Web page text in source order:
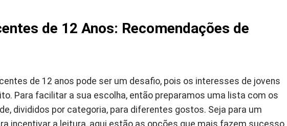
de 12 Anos: Recomendações de
de 12 anos pode ser um desafio, pois os interesses de jovens
Para facilitar a sua escolha, então preparamos uma lista com os
divididos por categoria, para diferentes gostos. Seja para um
incentivar a leitura, aqui estão as opções que mais fazem sucesso